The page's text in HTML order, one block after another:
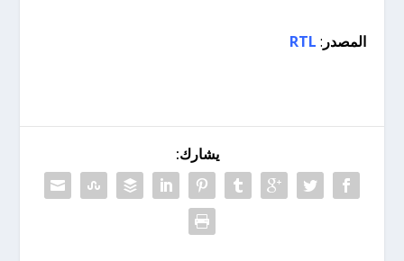
المصدر :
RTL
يشارك: